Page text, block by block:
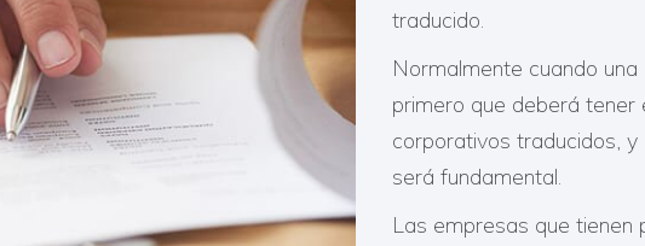
traducido.
Normalmente cuando
primero que deberá
corporativos traducidos,
será fundamental.
Las empresas que